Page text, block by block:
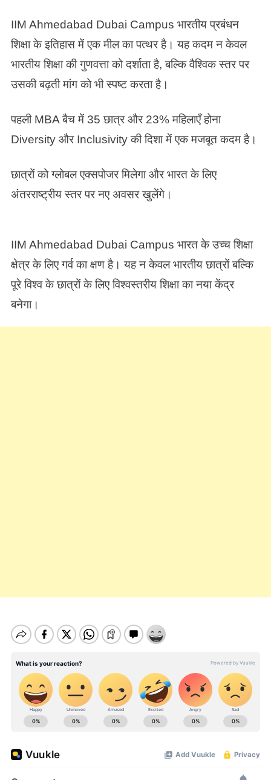
IIM Ahmedabad Dubai Campus भारतीय प्रबंधन
शिक्षा के इतिहास में एक मील का पत्थर है। यह कदम न केवल
भारतीय शिक्षा की गुणवत्ता को दर्शाता है, बल्कि वैश्विक स्तर पर
उसकी बढ़ती मांग को भी स्पष्ट करता है।
पहली MBA बैच में 35 छात्र और 23% महिलाएँ होना
Diversity और Inclusivity की दिशा में एक मजबूत कदम है।
छात्रों को ग्लोबल एक्सपोजर मिलेगा और भारत के लिए
अंतरराष्ट्रीय स्तर पर नए अवसर खुलेंगे।
IIM Ahmedabad Dubai Campus भारत के उच्च शिक्षा
क्षेत्र के लिए गर्व का क्षण है। यह न केवल भारतीय छात्रों बल्कि
पूरे विश्व के छात्रों के लिए विश्वस्तरीय शिक्षा का नया केंद्र
बनेगा।